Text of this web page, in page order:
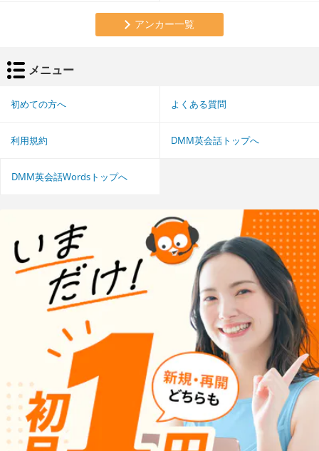
アンカー一覧
メニュー
初めての方へ よくある質問
利用規約 DMM英会話トップへ
DMM英会話Wordsトップへ